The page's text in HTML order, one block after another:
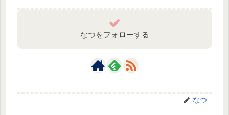
なつをフォローする
なつ